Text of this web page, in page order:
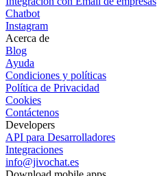
Chatbot
Instagram
Acerca de
Blog
Ayuda
Condiciones y políticas
Política de Privacidad
Cookies
Contáctenos
Developers
API para Desarrolladores
Integraciones
info@jivochat.es